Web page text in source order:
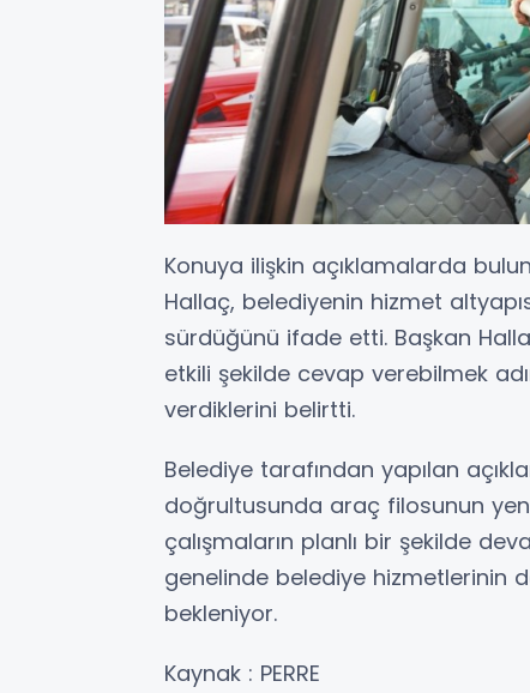
Konuya ilişkin açıklamalarda
Hallaç, belediyenin hizmet
sürdüğünü ifade etti. Başkan
etkili şekilde cevap verebilmek
verdiklerini belirtti.
Belediye tarafından yapılan
doğrultusunda araç filosunun
çalışmaların planlı bir şekilde
genelinde belediye hizmetlerinin
bekleniyor.
Kaynak : PERRE